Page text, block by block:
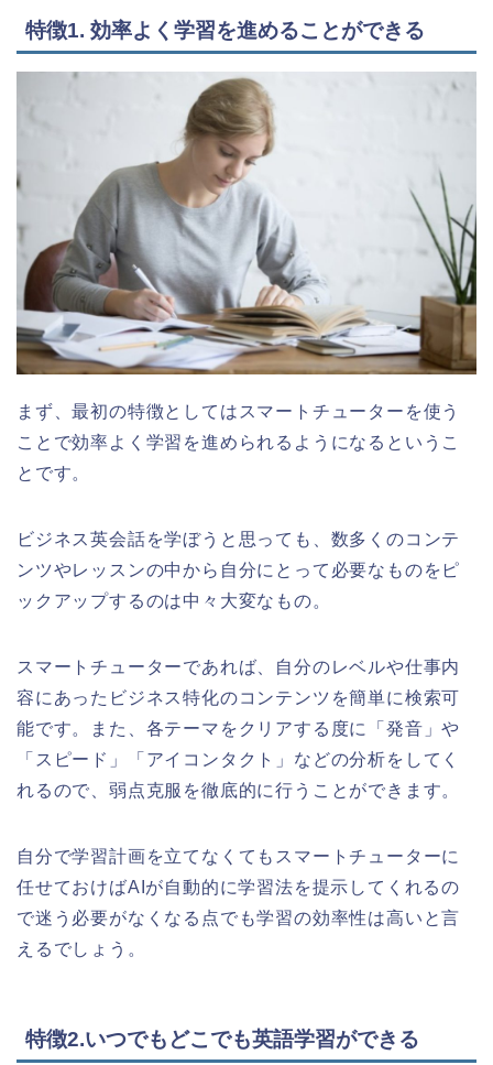
特徴1. 効率よく学習を進めることができる
まず、最初の特徴としてはスマートチューターを使う
ことで効率よく学習を進められるようになるというこ
とです。
ビジネス英会話を学ぼうと思っても、数多くのコンテ
ンツやレッスンの中から自分にとって必要なものをピ
ックアップするのは中々大変なもの。
スマートチューターであれば、自分のレベルや仕事内
容にあったビジネス特化のコンテンツを簡単に検索可
能です。また、各テーマをクリアする度に「発音」や
「スピード」「アイコンタクト」などの分析をしてく
れるので、弱点克服を徹底的に行うことができます。
自分で学習計画を立てなくてもスマートチューターに
任せておけばAIが自動的に学習法を提示してくれるの
で迷う必要がなくなる点でも学習の効率性は高いと言
えるでしょう。
特徴2.いつでもどこでも英語学習ができる